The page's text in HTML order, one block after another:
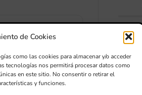
de Cookies
como las cookies para almacenar y/o acceder
tecnologías nos permitirá procesar datos como
en este sitio. No consentir o retirar el
y funciones.